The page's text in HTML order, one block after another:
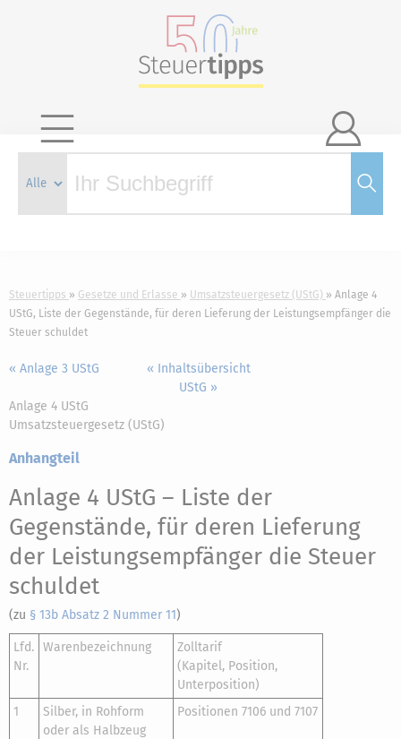

Steuertipps Gesetze und Erlasse Umsatzsteuergesetz (UStG)
Anlage 4
UStG, Liste der Gegenstände, für deren Lieferung der Leistungsempfänger die
Steuer schuldet
« Anlage 3 UStG
« Inhaltsübersicht
UStG »
Anlage 4 UStG
Umsatzsteuergesetz (UStG)
Anhangteil
Anlage 4 UStG – Liste der
Gegenstände, für deren Lieferung
der Leistungsempfänger die Steuer
schuldet
(zu § 13b Absatz 2 Nummer 11)
Lfd.
Nr.
Warenbezeichnung
Zolltarif
(Kapitel, Position,
Unterposition)
1
Silber, in Rohform
oder als Halbzeug
Positionen 7106 und 7107